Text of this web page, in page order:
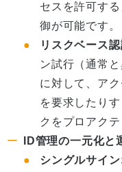
セスを許可す
御が可能です。
リスクベース
ン試行（通常
に対して、ア
を要求したり
クをプロアク
ID管理の一元化と
シングルサイ